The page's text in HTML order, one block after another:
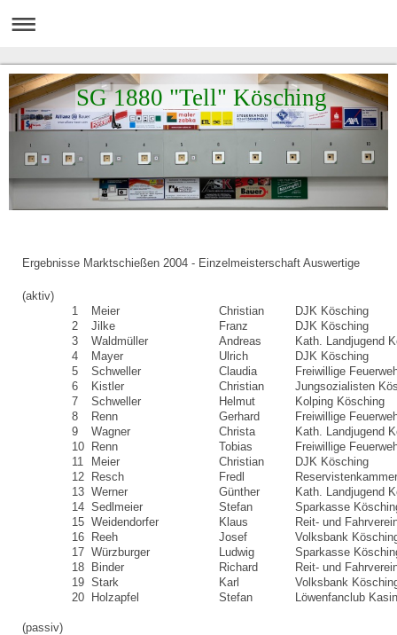
SG 1880 "Tell" Kösching
Ergebnisse Marktschießen 2004 - Einzelmeisterschaft Auswertige
(aktiv)
1
Meier Christian
DJK Kösching
2
Jilke Franz
DJK Kösching
3
Waldmüller Andreas
Kath. Landjugend
4
Mayer Ulrich
DJK Kösching
5
Schweller Claudia
Freiwillige
6
Kistler Christian
Jungsozialisten
7
Schweller Helmut
Kolping Kösching
8
Renn Gerhard
Freiwillige
9
Wagner Christa
Kath. Landjugend
10
Renn Tobias
Freiwillige
11
Meier Christian
DJK Kösching
12
Resch Fredl
13 Werner Günther
Kath. Landjugend
14 Sedlmeier Stefan
Sparkasse
15 Weidendorfer Klaus
Reit- und
16
Reeh Josef
Volksbank
17 Würzburger Ludwig
Sparkasse
18
Binder Richard
Reit- und
19 Stark Karl
Volksbank
20
Holzapfel Stefan Löwenfanclub
(passiv)